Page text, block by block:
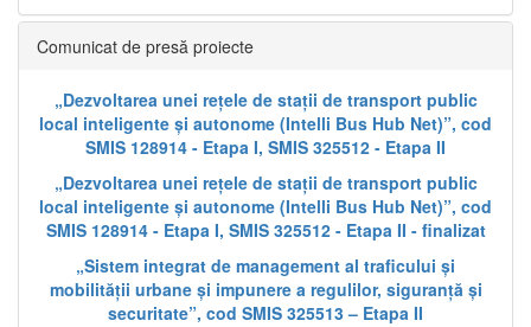
Comunicat de presă proiecte
„Dezvoltarea unei rețele de stații de transport public
local inteligente și autonome (Intelli Bus Hub Net)”, cod
SMIS 128914 - Etapa I, SMIS 325512 - Etapa II
„Dezvoltarea unei rețele de stații de transport public
local inteligente și autonome (Intelli Bus Hub Net)”, cod
SMIS 128914 - Etapa I, SMIS 325512 - Etapa II - finalizat
„Sistem integrat de management al traficului și
mobilității urbane și impunere a regulilor, siguranță și
securitate”, cod SMIS 325513 – Etapa II